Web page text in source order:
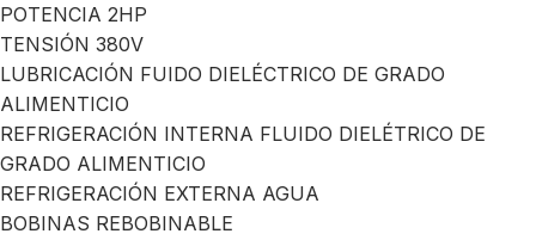
POTENCIA 2HP
TENSIÓN 380V
LUBRICACIÓN FUIDO DIELÉCTRICO DE GRADO
ALIMENTICIO
REFRIGERACIÓN INTERNA FLUIDO DIELÉTRICO DE
GRADO ALIMENTICIO
REFRIGERACIÓN EXTERNA AGUA
BOBINAS REBOBINABLE